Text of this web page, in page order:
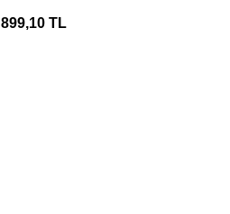
899,10 TL